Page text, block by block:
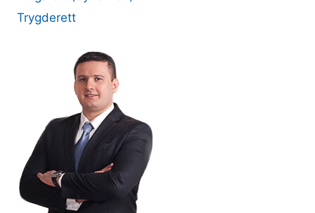
Trygderett